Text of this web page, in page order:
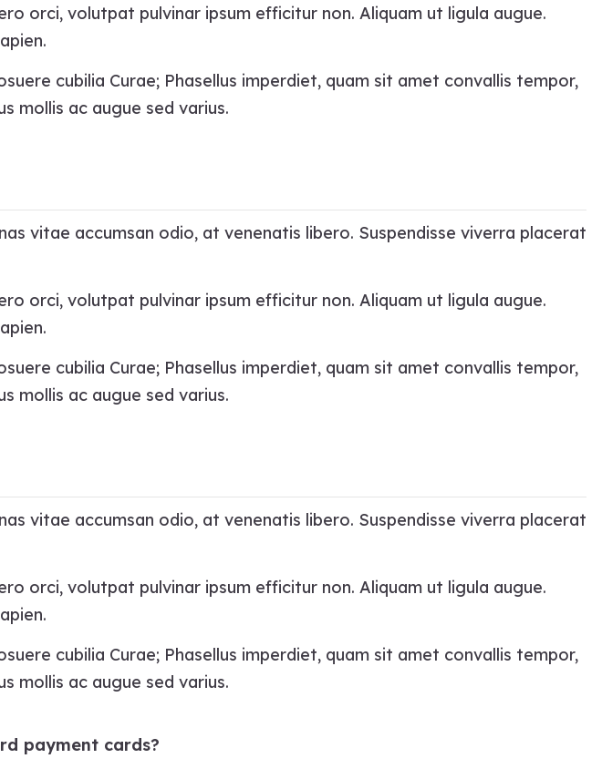
orci, volutpat pulvinar ipsum efficitur non. Aliquam ut ligula augue.
cubilia Curae; Phasellus imperdiet, quam sit amet convallis tempor,
mollis ac augue sed varius.
vitae accumsan odio, at venenatis libero. Suspendisse viverra placerat
orci, volutpat pulvinar ipsum efficitur non. Aliquam ut ligula augue.
cubilia Curae; Phasellus imperdiet, quam sit amet convallis tempor,
mollis ac augue sed varius.
vitae accumsan odio, at venenatis libero. Suspendisse viverra placerat
orci, volutpat pulvinar ipsum efficitur non. Aliquam ut ligula augue.
cubilia Curae; Phasellus imperdiet, quam sit amet convallis tempor,
mollis ac augue sed varius.
payment cards?